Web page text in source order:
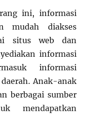
ini, informasi
mudah diakses
situs web dan
informasi
informasi
Anak-anak
berbagai sumber
mendapatkan